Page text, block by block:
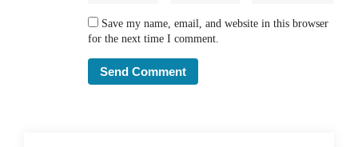
Save my name, email, and website in this browser
for the next time I comment.